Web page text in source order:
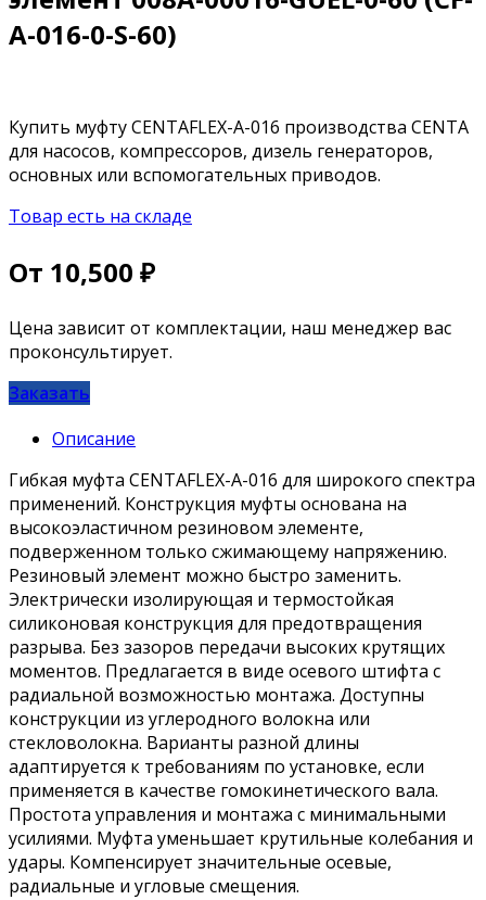
A-016-0-S-60)
Купить муфту CENTAFLEX-A-016 производства CENTA
для насосов, компрессоров, дизель генераторов,
основных или вспомогательных приводов.
Товар есть на складе
От 10,500 ₽
Цена зависит от комплектации, наш менеджер вас
проконсультирует.
Заказать
Описание
Гибкая муфта CENTAFLEX-A-016 для широкого спектра
применений. Конструкция муфты основана на
высокоэластичном резиновом элементе,
подверженном только сжимающему напряжению.
Резиновый элемент можно быстро заменить.
Электрически изолирующая и термостойкая
силиконовая конструкция для предотвращения
разрыва. Без зазоров передачи высоких крутящих
моментов. Предлагается в виде осевого штифта с
радиальной возможностью монтажа. Доступны
конструкции из углеродного волокна или
стекловолокна. Варианты разной длины
адаптируется к требованиям по установке, если
применяется в качестве гомокинетического вала.
Простота управления и монтажа с минимальными
усилиями. Муфта уменьшает крутильные колебания и
удары. Компенсирует значительные осевые,
радиальные и угловые смещения.